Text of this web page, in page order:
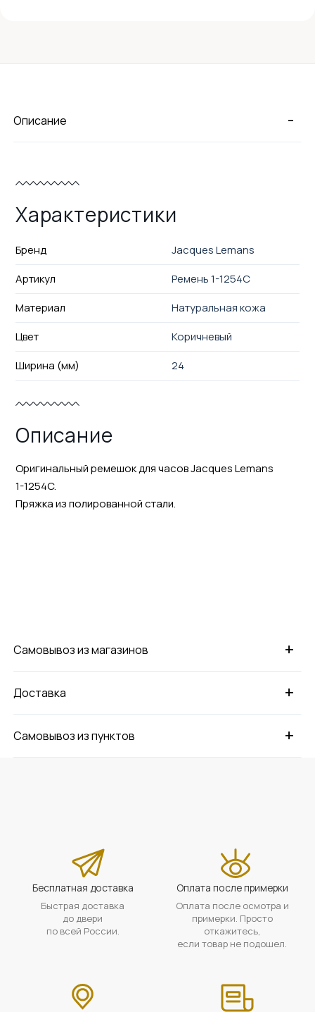
-
Описание
Характеристики
Бренд
Jacques Lemans
Артикул
Ремень 1-1254C
Материал
Натуральная кожа
Цвет
Коричневый
Ширина (мм)
24
Описание
Оригинальный ремешок для часов Jacques Lemans
1-1254C.
Пряжка из полированной стали.
+
Самовывоз из магазинов
+
Доставка
+
Самовывоз из пунктов
Бесплатная доставка
Быстрая доставка
до двери
по всей России.
Оплата после примерки
Оплата после осмотра и
примерки. Просто
откажитесь,
если товар не подошел.